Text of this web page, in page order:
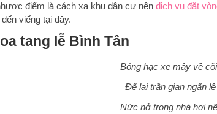
điểm là cách xa khu dân cư nên dịch vụ đặt
viếng tại đây.
tang lễ Bình Tân
Bóng hạc xe mây về
Để lại trần gian ngấn lệ
Nức nở trong nhà hơi